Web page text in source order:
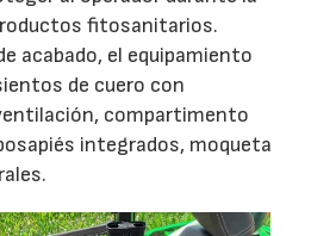
fitosanitarios.
acabado, el equipamiento
de cuero con
compartimento
integrados, moqueta